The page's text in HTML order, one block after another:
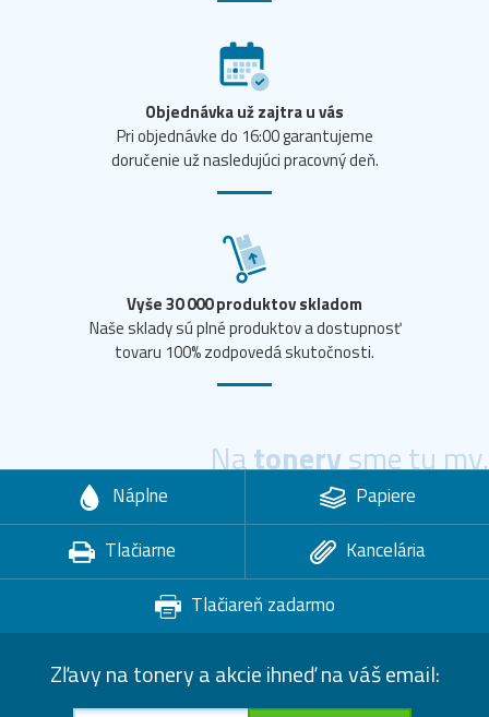
Objednávka už zajtra u vás
Pri objednávke do 16:00 garantujeme
doručenie už nasledujúci pracovný deň.
Vyše 30 000 produktov skladom
Naše sklady sú plné produktov a dostupnosť
tovaru 100% zodpovedá skutočnosti.
Natonerysme tu my.
Náplne
Papiere
Tlačiarne
Kancelária
Tlačiareň zadarmo
Zľavy na tonery a akcie ihneď na váš email: